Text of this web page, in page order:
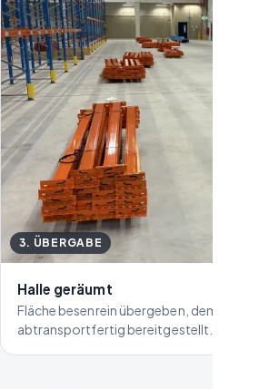
3. ÜBERGABE
Halle geräumt
Fläche besenrein übergeben,
abtransportfertig bereitgestellt.